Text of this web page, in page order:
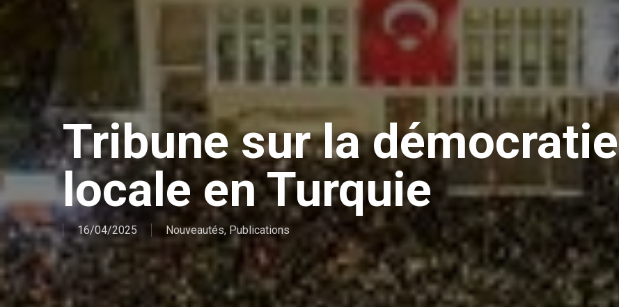
Tribune sur la démocratie
locale en Turquie
16/04/2025 Nouveautés, Publications